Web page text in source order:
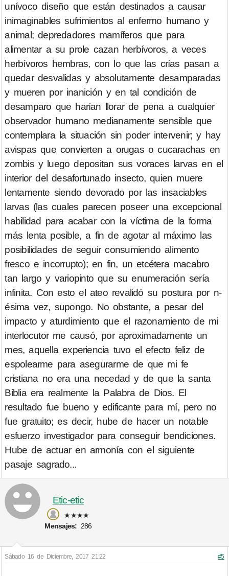
unívoco diseño que están destinados a causar
inimaginables sufrimientos al enfermo humano y
animal; depredadores mamíferos que para
alimentar a su prole cazan herbívoros, a veces
herbívoros hembras, con lo que las crías pasan a
quedar desvalidas y absolutamente desamparadas
y mueren por inanición y en tal condición de
desamparo que harían llorar de pena a cualquier
observador humano medianamente sensible que
contemplara la situación sin poder intervenir; y hay
avispas que convierten a orugas o cucarachas en
zombis y luego depositan sus voraces larvas en el
interior del desafortunado insecto, quien muere
lentamente siendo devorado por las insaciables
larvas (las cuales parecen poseer una excepcional
habilidad para acabar con la víctima de la forma
más lenta posible, a fin de agotar al máximo las
posibilidades de seguir consumiendo alimento
fresco e incorrupto); en fin, un etcétera macabro
tan largo y variopinto que su enumeración sería
infinita. Con esto el ateo revalidó su postura por n-
ésima vez, supongo. No obstante, a pesar del
impacto y aturdimiento que el razonamiento de mi
interlocutor me causó, por aproximadamente un
mes, aquella experiencia tuvo el efecto feliz de
espolearme para asegurarme de que mi fe
cristiana no era una necedad y de que la santa
Biblia era realmente la Palabra de Dios. El
resultado fue bueno y edificante para mí, pero no
fue gratuito; es decir, hube de hacer un notable
esfuerzo investigador para conseguir bendiciones.
Hube de actuar en armonía con el siguiente
pasaje sagrado...
Etic-etic
★★★★
Mensajes: 286
Sábado 16 de Diciembre, 2017 21:22 #5